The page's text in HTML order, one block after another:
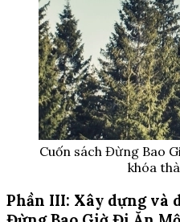
Cuốn sách Đừng Bao
khóa
Phần III: Xây dựng và